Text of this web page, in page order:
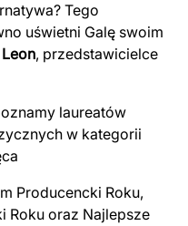
Tego
uświetni Galę swoim
, przedstawicielce
laureatów
w kategorii
Producencki Roku,
Roku oraz Najlepsze